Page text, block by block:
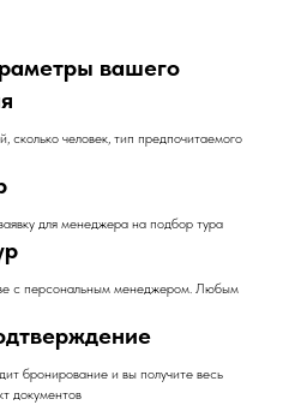
вашего
сколько человек, тип предпочитаемого
для менеджера на подбор тура
с персональным менеджером. Любым
бронирование и вы получите весь
документов